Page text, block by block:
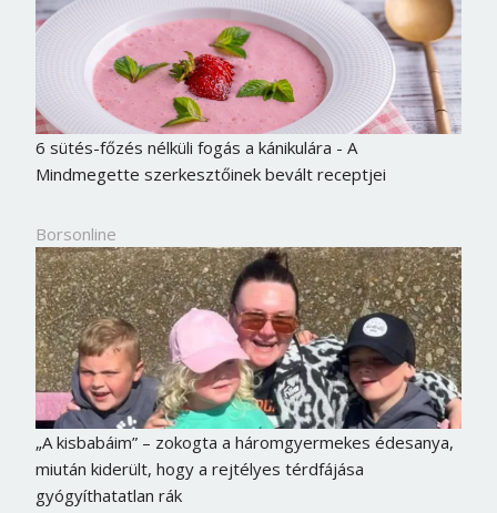
6 sütés-főzés nélküli fogás a kánikulára - A
Mindmegette szerkesztőinek bevált receptjei
Borsonline
„A kisbabáim” – zokogta a háromgyermekes édesanya,
miután kiderült, hogy a rejtélyes térdfájása
gyógyíthatatlan rák